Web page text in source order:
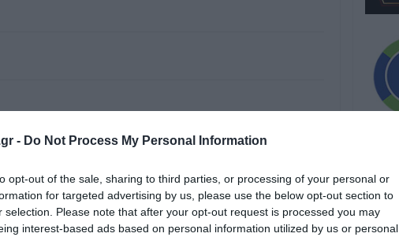
- Do Not Process My Personal Information
opt-out of the sale, sharing to third parties, or processing of your personal or
for targeted advertising by us, please use the below opt-out section to
selection. Please note that after your opt-out request is processed you may
interest-based ads based on personal information utilized by us or personal
.να ανακαινιστούν από το κράτος και να
υπαλλήλους.